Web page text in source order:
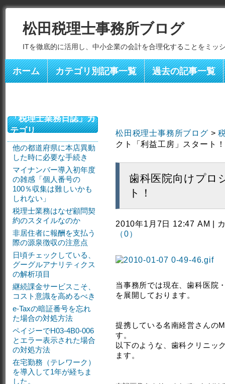
松田税理士事務所ブログ
ITを徹底的に活用し、中小企業の会計を合理化することをミッ
ホーム カテゴリ別記事一覧 過去の記事一覧
松田税理士事務所ブログ >
クト「利益工房」スタート！
歯科医院向けプロ
ト！
2010年1月7日 12:47 AM |
（0）
当事務所では現在、歯科医院
を展開しております。
提携している名南経営さんの
す。
以下のような、歯科クリニッ
ます。
「税理士業務日誌」カ
テゴリ
他の都道府県に本店異動
した時に必要な手続き
マイナンバー導入初年度
の雑感「個人番号の
100％収集は難しいかも
しれない」
税理士業務はなぜ顧問契
約のスタイルなのか
非居住者に報酬を支払う
際の源泉徴収の注意点
日頃チェックしている、
グーグルアナリティクス
の解析項目
継続課金サービスこそ、
コスト意識を高めるべき
e-Taxの暗証番号を忘れ
た場合の対処方法
ペイジーでH03-4B0-006
とエラー表示された場合
の対処方法
在宅勤務（テレワーク）
を導入して1年が経ちま
した。